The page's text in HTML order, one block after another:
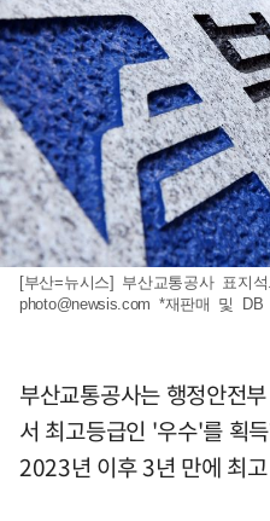
[부산=뉴시스] 부산교통공사 표지
photo@newsis.com *재판매 및 DB
부산교통공사는 행정안전
서 최고등급인 '우수'를 획
2023년 이후 3년 만에 최